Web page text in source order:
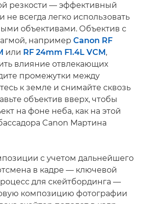
резкости — эффективный
не всегда легко использовать
объективами. Объектив с
например Canon RF
или RF 24mm F1.4L VCM ,
влияние отвлекающих
промежутки между
к земле и снимайте сквозь
объектив вверх, чтобы
на фоне неба, как на этой
Canon Мартина
с учетом дальнейшего
в кадре — ключевой
для скейтбординга —
композицию фотографии